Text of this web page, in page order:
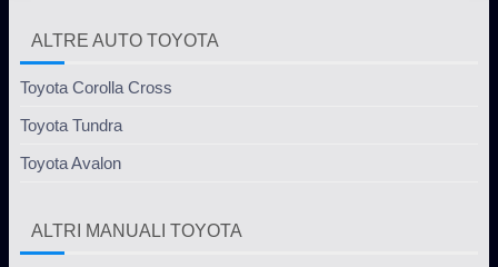
ALTRE AUTO TOYOTA
Toyota Corolla Cross
Toyota Tundra
Toyota Avalon
ALTRI MANUALI TOYOTA